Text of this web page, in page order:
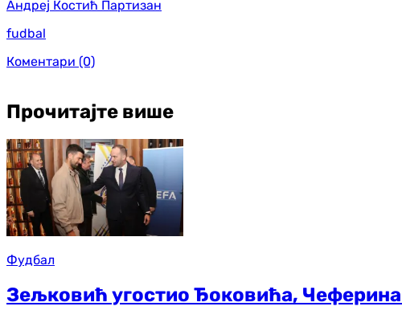
Андреј Костић Партизан
fudbal
Коментари (0)
Прочитајте више
Фудбал
Зељковић угостио Ђоковића,